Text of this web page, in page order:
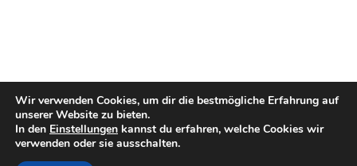
Wir verwenden Cookies, um dir die bestmögliche Erfahrung auf
unserer Website zu bieten.
In den Einstellungen kannst du erfahren, welche Cookies wir
verwenden oder sie ausschalten.